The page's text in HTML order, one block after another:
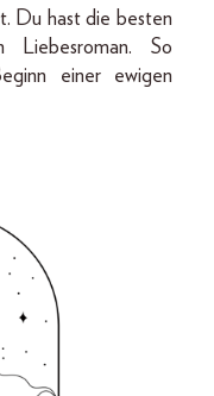
Du hast die besten
Liebesroman. So
einer ewigen